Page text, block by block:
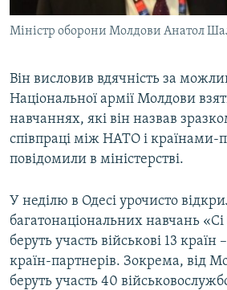
Міністр оборони Молдови Анатол
Він висловив вдячність за
Національної армії Молдови
навчаннях, які він назвав
співпраці між НАТО і країнами-
повідомили в міністерстві.
У неділю в Одесі урочисто
багатонаціональних навчань
беруть участь військові 13 країн
країн-партнерів. Зокрема, від
беруть участь 40